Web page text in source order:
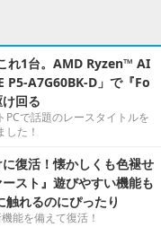
れ1台。AMD Ryzen™ AI
P5-A7G60BK-D」で『Fo
回る
で話題のレースタイトルを
た！
復活！懐かしくも色褪せ
スト』遊びやすい機能も
触れるのにぴったり
能を備えて復活！